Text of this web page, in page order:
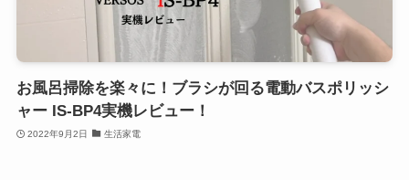
お風呂掃除を楽々に！ブラシが回る電動バスポリッシ
ャー IS-BP4実機レビュー！
2022年9月2日 生活家電